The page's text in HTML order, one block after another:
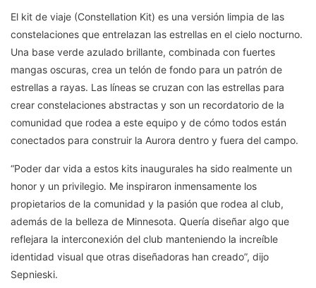
El kit de viaje (Constellation Kit) es una versión limpia de las
constelaciones que entrelazan las estrellas en el cielo nocturno.
Una base verde azulado brillante, combinada con fuertes
mangas oscuras, crea un telón de fondo para un patrón de
estrellas a rayas. Las líneas se cruzan con las estrellas para
crear constelaciones abstractas y son un recordatorio de la
comunidad que rodea a este equipo y de cómo todos están
conectados para construir la Aurora dentro y fuera del campo.
“Poder dar vida a estos kits inaugurales ha sido realmente un
honor y un privilegio. Me inspiraron inmensamente los
propietarios de la comunidad y la pasión que rodea al club,
además de la belleza de Minnesota. Quería diseñar algo que
reflejara la interconexión del club manteniendo la increíble
identidad visual que otras diseñadoras han creado”, dijo
Sepnieski.